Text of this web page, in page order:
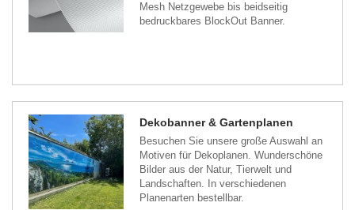
Mesh Netzgewebe bis beidseitig
bedruckbares BlockOut Banner.
Dekobanner & Gartenplanen
Besuchen Sie unsere große Auswahl an
Motiven für Dekoplanen. Wunderschöne
Bilder aus der Natur, Tierwelt und
Landschaften. In verschiedenen
Planenarten bestellbar.